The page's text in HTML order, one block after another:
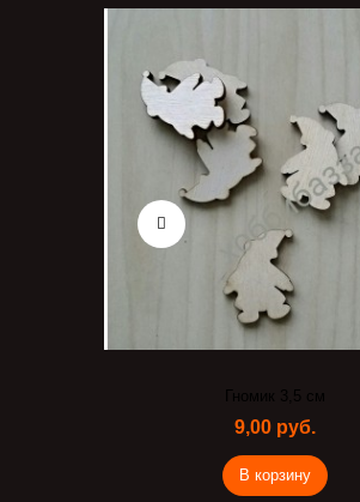
Гномик 3,5 см
9,00 руб.
В корзину